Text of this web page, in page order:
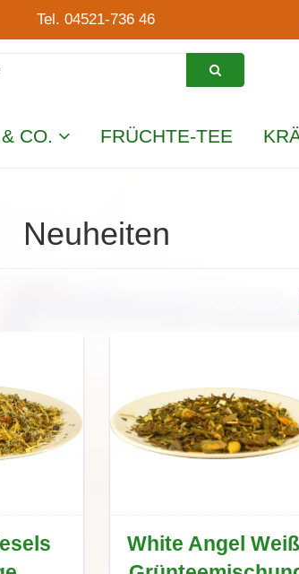
Tel. 04521-736 46
CO. FRÜCHTE-TEE
Neuheiten
White Angel